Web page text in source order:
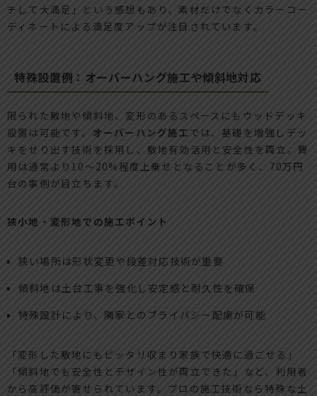
チして大満足」という感想もあり、素材だけでなくカラーコー
ディネートによる満足度アップが注目されています。
特殊設置例：オーバーハング施工や傾斜地対応
限られた敷地や傾斜地、変形のあるスペースにもウッドデッキ
設置は可能です。 オーバーハング施工 では、基礎を増強しデッ
キをせり出す技術を採用し、敷地有効活用と安全性を両立。費
用は通常より10～20%程度上乗せとなることが多く、70万円
台の事例が目立ちます。
狭小地・変形地での施工ポイント
狭い場所は形状変更や段差対応技術が重要
傾斜地は土台工事を強化し安定感と耐久性を確保
特殊設計により、隣家とのプライバシー配慮が可能
「変形した敷地にもピッタリ収まり家族で快適に過ごせる」
「傾斜地でも安全性とデザイン性が両立できた」など、利用者
から高評価が寄せられています。プロの施工技術なら特殊な土